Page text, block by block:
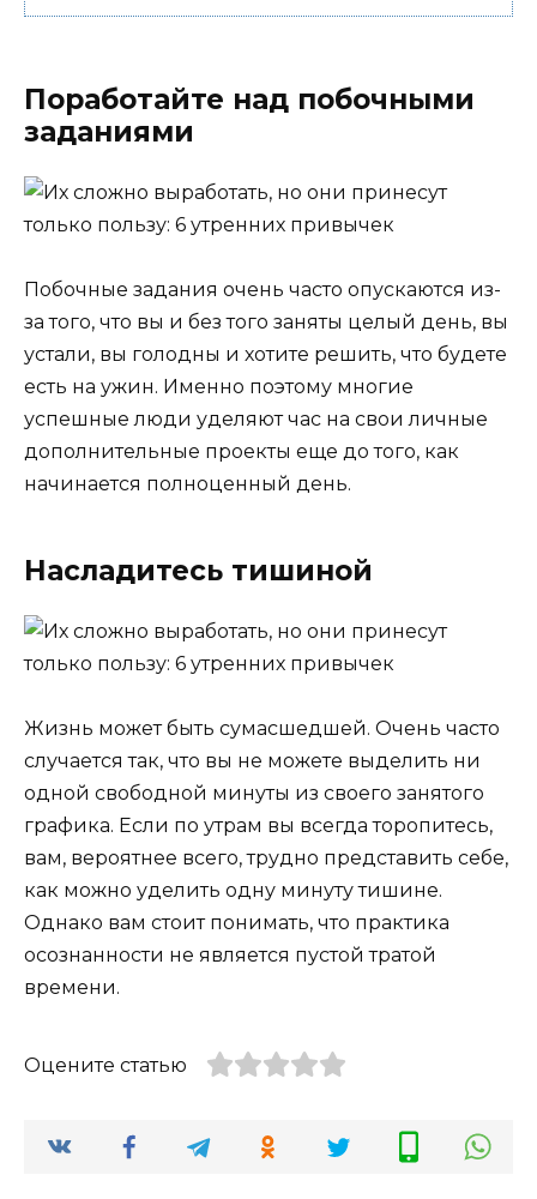
Поработайте над побочными
заданиями
Побочные задания очень часто опускаются из-
за того, что вы и без того заняты целый день, вы
устали, вы голодны и хотите решить, что будете
есть на ужин. Именно поэтому многие
успешные люди уделяют час на свои личные
дополнительные проекты еще до того, как
начинается полноценный день.
Насладитесь тишиной
Жизнь может быть сумасшедшей. Очень часто
случается так, что вы не можете выделить ни
одной свободной минуты из своего занятого
графика. Если по утрам вы всегда торопитесь,
вам, вероятнее всего, трудно представить себе,
как можно уделить одну минуту тишине.
Однако вам стоит понимать, что практика
осознанности не является пустой тратой
времени.
Оцените статью